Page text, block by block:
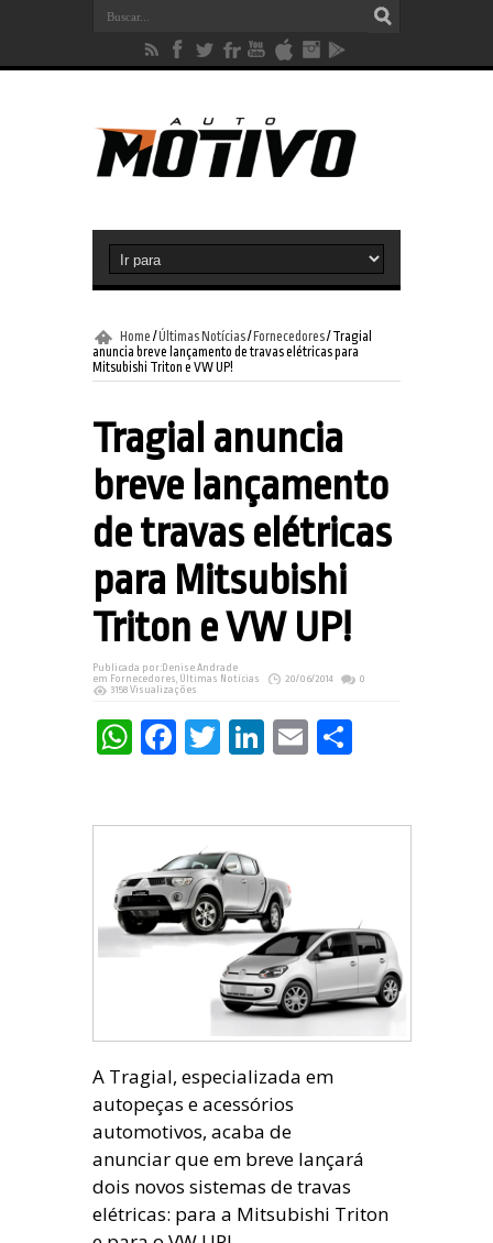
Home /Últimas Notícias/ Fornecedores/Tragial
anuncia breve lançamento de travas elétricas para
Mitsubishi Triton e VW UP!
Tragial anuncia
breve lançamento
de travas elétricas
para Mitsubishi
Triton e VW UP!
Publicada por: Denise Andrade
em Fornecedores, Últimas Notícias 20/06/2014
0
3158 Visualizações
WhatsApp
Facebook
Twitter
LinkedIn
Email
A Tragial, especializada em
autopeças e acessórios
automotivos, acaba de
anunciar que em breve lançará
dois novos sistemas de travas
elétricas: para a Mitsubishi Triton